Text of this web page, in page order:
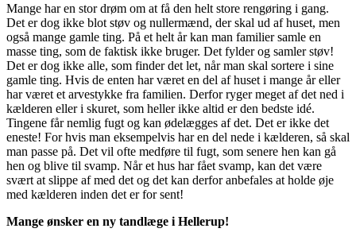
Mange har en stor drøm om at få den helt store rengøring i gang.
Det er dog ikke blot støv og nullermænd, der skal ud af huset, men
også mange gamle ting. På et helt år kan man familier samle en
masse ting, som de faktisk ikke bruger. Det fylder og samler støv!
Det er dog ikke alle, som finder det let, når man skal sortere i sine
gamle ting. Hvis de enten har været en del af huset i mange år eller
har været et arvestykke fra familien. Derfor ryger meget af det ned i
kælderen eller i skuret, som heller ikke altid er den bedste idé.
Tingene får nemlig fugt og kan ødelægges af det. Det er ikke det
eneste! For hvis man eksempelvis har en del nede i kælderen, så skal
man passe på. Det vil ofte medføre til fugt, som senere hen kan gå
hen og blive til svamp. Når et hus har fået svamp, kan det være
svært at slippe af med det og det kan derfor anbefales at holde øje
med kælderen inden det er for sent!
Mange ønsker en ny tandlæge i Hellerup!